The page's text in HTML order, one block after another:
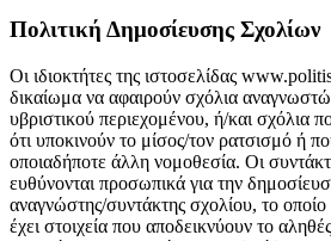
Πολιτική Δημοσίευσης Σχολίων
Οι ιδιοκτήτες της ιστοσελίδας
δικαίωμα να αφαιρούν σχόλια
υβριστικού περιεχομένου, ή/και σχόλια
ότι υποκινούν το μίσος/τον ρατσισμό ή
οποιαδήποτε άλλη νομοθεσία. Οι
ευθύνονται προσωπικά για την
αναγνώστης/συντάκτης σχολίου, το οποίο
έχει στοιχεία που αποδεικνύουν το